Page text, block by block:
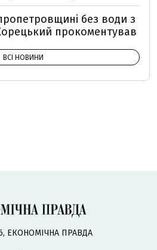
без води з
прокоментував
ВСІ НОВИНИ
ЕКОНОМІЧНА ПРАВДА